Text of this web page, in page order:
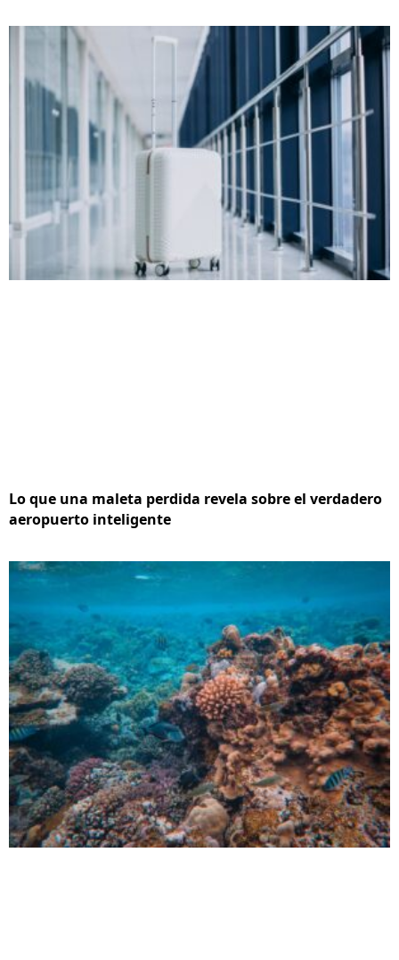
Lo que una maleta perdida revela sobre el verdadero
aeropuerto inteligente